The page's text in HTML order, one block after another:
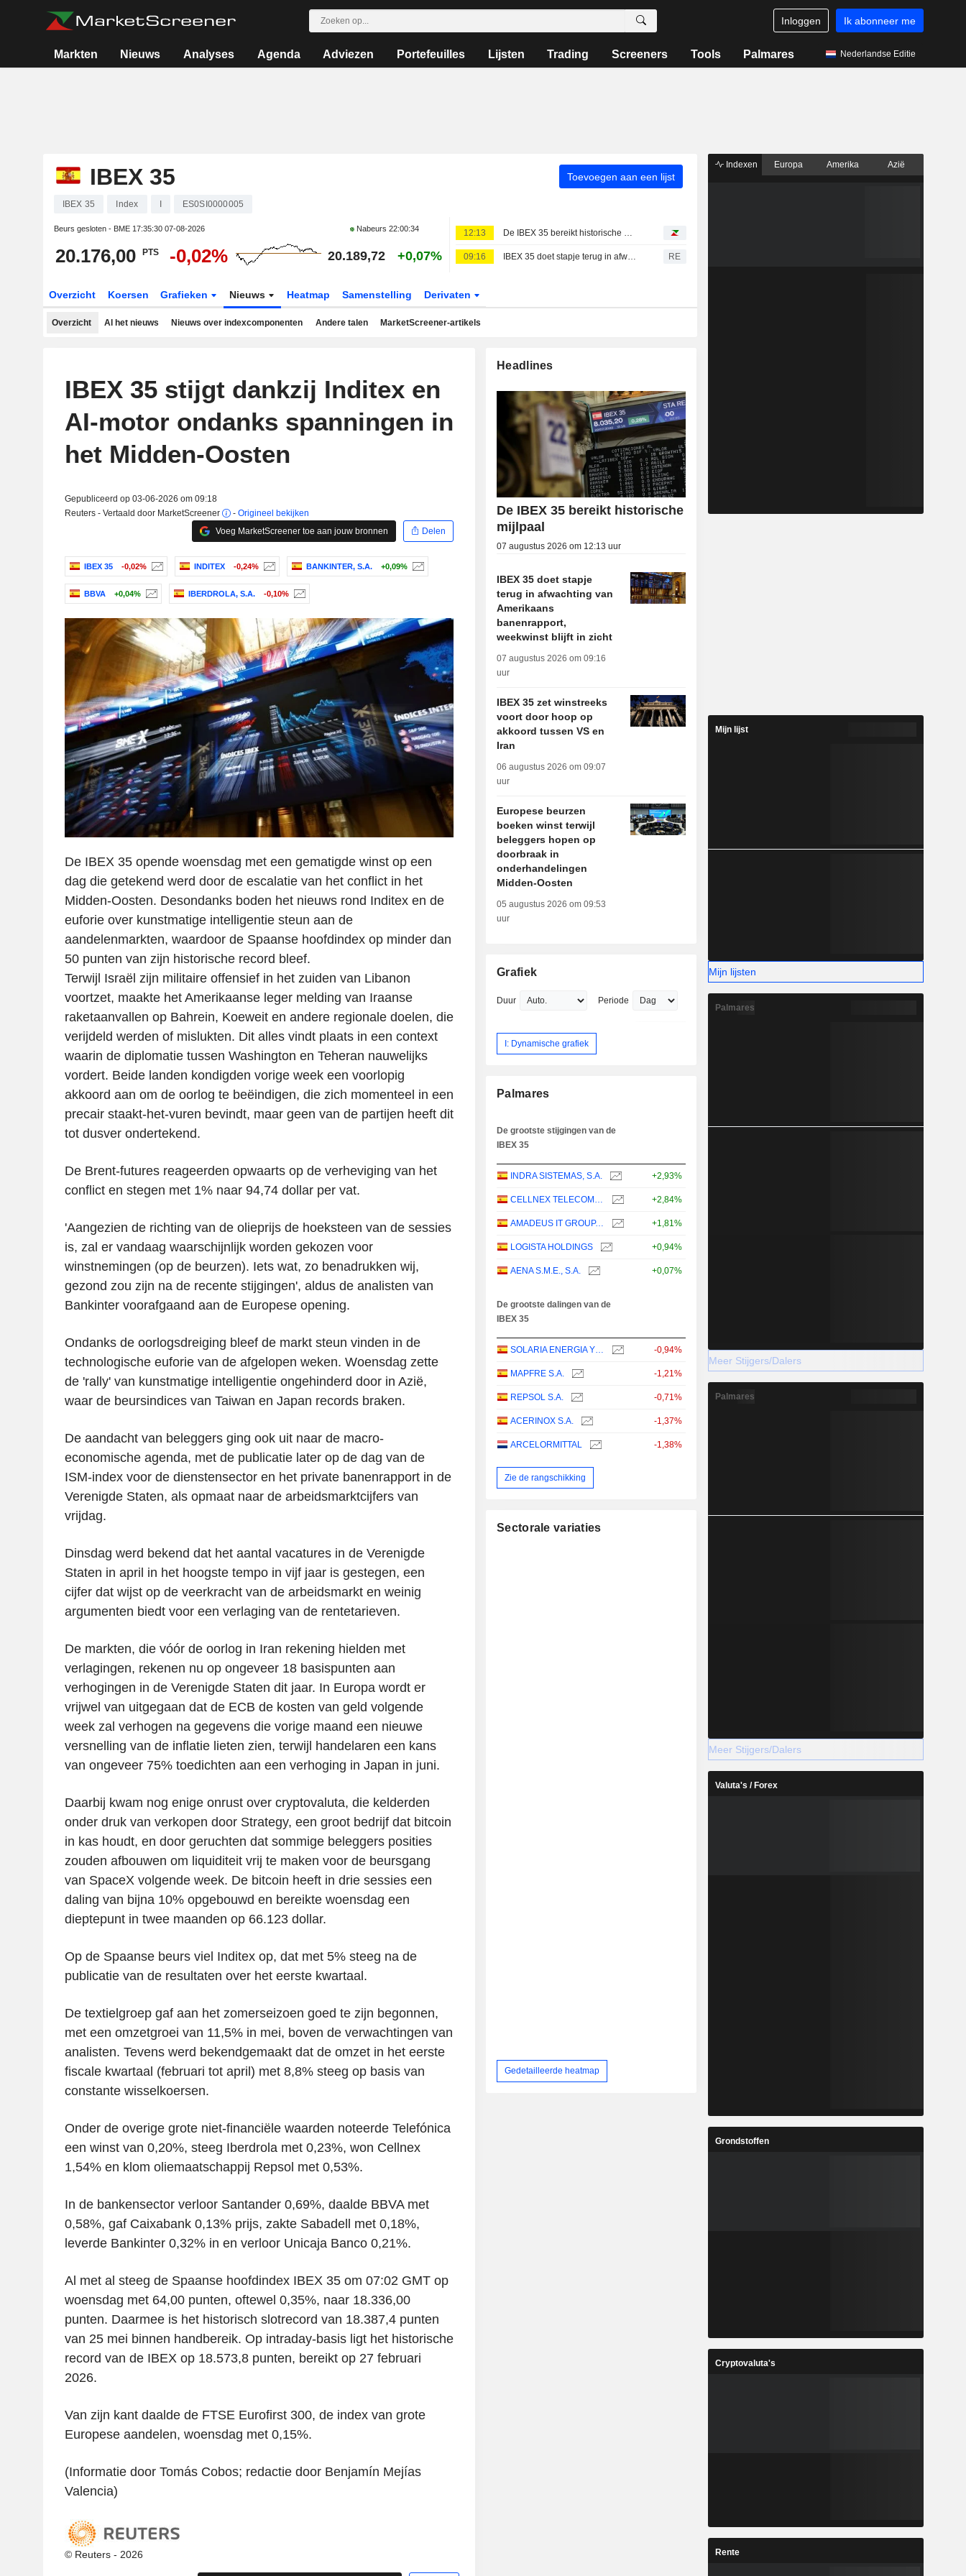
Inloggen Ik abonneer me
Markten Nieuws Analyses Agenda Adviezen Portefeuilles Lijsten Trading Screeners Tools Palmares Nederlandse Editie
IBEX 35 Toevoegen aan een lijst
IBEX 35 Index ES0SI0000005
Beurs gesloten - BME 17:35:30 07-08-2026 Nabeurs22:00:34
20.176,00 PTS -0,02% 20.189,72 +0,07%
12:13 De IBEX 35 bereikt historische mijlpaal
09:16 IBEX 35 doet stapje terug in afwachting van Amerikaans banenrapport, weekwinst blijft in zicht RE
Overzicht Koersen Grafieken Nieuws Heatmap Samenstelling Derivaten
Overzicht Al het nieuws Nieuws over indexcomponenten Andere talen MarketScreener-artikels
IBEX 35 stijgt dankzij Inditex en
AI-motor ondanks spanningen in
het Midden-Oosten
Gepubliceerd op 03-06-2026 om 09:18
Reuters - Vertaald door MarketScreener
- Origineel bekijken
Voeg MarketScreener toe aan jouw bronnen
Delen
IBEX 35 -0,02% INDITEX -0,24% BANKINTER, S.A. +0,09%
BBVA +0,04% IBERDROLA, S.A. -0,10%
De IBEX 35 opende woensdag met een gematigde winst op een
dag die getekend werd door de escalatie van het conflict in het
Midden-Oosten. Desondanks boden het nieuws rond Inditex en de
euforie over kunstmatige intelligentie steun aan de
aandelenmarkten, waardoor de Spaanse hoofdindex op minder dan
50 punten van zijn historische record bleef.
Terwijl Israël zijn militaire offensief in het zuiden van Libanon
voortzet, maakte het Amerikaanse leger melding van Iraanse
raketaanvallen op Bahrein, Koeweit en andere regionale doelen, die
verijdeld werden of mislukten. Dit alles vindt plaats in een context
waarin de diplomatie tussen Washington en Teheran nauwelijks
vordert. Beide landen kondigden vorige week een voorlopig
akkoord aan om de oorlog te beëindigen, die zich momenteel in een
precair staakt-het-vuren bevindt, maar geen van de partijen heeft dit
tot dusver ondertekend.
De Brent-futures reageerden opwaarts op de verheviging van het
conflict en stegen met 1% naar 94,74 dollar per vat.
'Aangezien de richting van de olieprijs de hoeksteen van de sessies
is, zal er vandaag waarschijnlijk worden gekozen voor
winstnemingen (op de beurzen). Iets wat, zo benadrukken wij,
gezond zou zijn na de recente stijgingen', aldus de analisten van
Bankinter voorafgaand aan de Europese opening.
Ondanks de oorlogsdreiging bleef de markt steun vinden in de
technologische euforie van de afgelopen weken. Woensdag zette
de 'rally' van kunstmatige intelligentie ongehinderd door in Azië,
waar de beursindices van Taiwan en Japan records braken.
De aandacht van beleggers ging ook uit naar de macro-
economische agenda, met de publicatie later op de dag van de
ISM-index voor de dienstensector en het private banenrapport in de
Verenigde Staten, als opmaat naar de arbeidsmarktcijfers van
vrijdag.
Dinsdag werd bekend dat het aantal vacatures in de Verenigde
Staten in april in het hoogste tempo in vijf jaar is gestegen, een
cijfer dat wijst op de veerkracht van de arbeidsmarkt en weinig
argumenten biedt voor een verlaging van de rentetarieven.
De markten, die vóór de oorlog in Iran rekening hielden met
verlagingen, rekenen nu op ongeveer 18 basispunten aan
verhogingen in de Verenigde Staten dit jaar. In Europa wordt er
vrijwel van uitgegaan dat de ECB de kosten van geld volgende
week zal verhogen na gegevens die vorige maand een nieuwe
versnelling van de inflatie lieten zien, terwijl handelaren een kans
van ongeveer 75% toedichten aan een verhoging in Japan in juni.
Daarbij kwam nog enige onrust over cryptovaluta, die kelderden
onder druk van verkopen door Strategy, een groot bedrijf dat bitcoin
in kas houdt, en door geruchten dat sommige beleggers posities
zouden afbouwen om liquiditeit vrij te maken voor de beursgang
van SpaceX volgende week. De bitcoin heeft in drie sessies een
daling van bijna 10% opgebouwd en bereikte woensdag een
dieptepunt in twee maanden op 66.123 dollar.
Op de Spaanse beurs viel Inditex op, dat met 5% steeg na de
publicatie van de resultaten over het eerste kwartaal.
De textielgroep gaf aan het zomerseizoen goed te zijn begonnen,
met een omzetgroei van 11,5% in mei, boven de verwachtingen van
analisten. Tevens werd bekendgemaakt dat de omzet in het eerste
fiscale kwartaal (februari tot april) met 8,8% steeg op basis van
constante wisselkoersen.
Onder de overige grote niet-financiële waarden noteerde Telefónica
een winst van 0,20%, steeg Iberdrola met 0,23%, won Cellnex
1,54% en klom oliemaatschappij Repsol met 0,53%.
In de bankensector verloor Santander 0,69%, daalde BBVA met
0,58%, gaf Caixabank 0,13% prijs, zakte Sabadell met 0,18%,
leverde Bankinter 0,32% in en verloor Unicaja Banco 0,21%.
Al met al steeg de Spaanse hoofdindex IBEX 35 om 07:02 GMT op
woensdag met 64,00 punten, oftewel 0,35%, naar 18.336,00
punten. Daarmee is het historisch slotrecord van 18.387,4 punten
van 25 mei binnen handbereik. Op intraday-basis ligt het historische
record van de IBEX op 18.573,8 punten, bereikt op 27 februari
2026.
Van zijn kant daalde de FTSE Eurofirst 300, de index van grote
Europese aandelen, woensdag met 0,15%.
(Informatie door Tomás Cobos; redactie door Benjamín Mejías
Valencia)
© Reuters - 2026
Headlines
De IBEX 35 bereikt historische
mijlpaal
07 augustus 2026 om 12:13 uur
IBEX 35 doet stapje
terug in afwachting van
Amerikaans
banenrapport,
weekwinst blijft in zicht
07 augustus 2026 om 09:16
uur
IBEX 35 zet winstreeks
voort door hoop op
akkoord tussen VS en
Iran
06 augustus 2026 om 09:07
uur
Europese beurzen
boeken winst terwijl
beleggers hopen op
doorbraak in
onderhandelingen
Midden-Oosten
05 augustus 2026 om 09:53
uur
Grafiek
Duur Periode
I: Dynamische grafiek
Palmares
De grootste stijgingen van de
IBEX 35
INDRA SISTEMAS, S.A. +2,93%
CELLNEX TELECOM, S.A. +2,84%
AMADEUS IT GROUP, S.A. +1,81%
LOGISTA HOLDINGS +0,94%
AENA S.M.E., S.A. +0,07%
De grootste dalingen van de
IBEX 35
SOLARIA ENERGIA Y MEDIO AMBIENTE, S.A. -0,94%
MAPFRE S.A. -1,21%
REPSOL S.A. -0,71%
ACERINOX S.A. -1,37%
ARCELORMITTAL -1,38%
Zie de rangschikking
Sectorale variaties
Gedetailleerde heatmap
Indexen Europa Amerika Azië
Mijn lijst
Mijn lijsten
Palmares
Meer Stijgers/Dalers
Palmares
Meer Stijgers/Dalers
Valuta's / Forex
Grondstoffen
Cryptovaluta's
Rente